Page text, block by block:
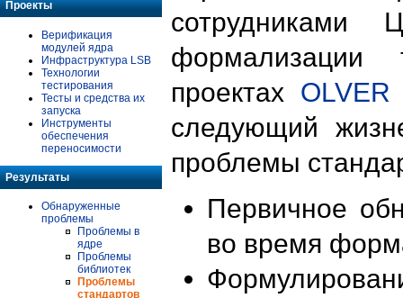
Проекты
Верификация
модулей ядра
Инфраструктура LSB
Технологии
тестирования
Тесты и средства их
запуска
Инструменты
обеспечения
переносимости
Результаты
Обнаруженные
проблемы
Проблемы в
ядре
Проблемы
библиотек
Проблемы
стандартов
формализации
проектах OLVER
следующий
проблемы
Первичное
во время